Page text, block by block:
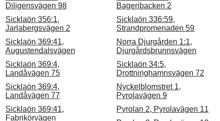
Diligensvägen 98
Sicklaön 356:1,
Jarlabergsvägen 2
Sicklaön 369:41,
Augustendalsvägen
Sicklaön 369:4,
Landåvägen 75
Sicklaön 369:4,
Landåvägen 77
Sicklaön 369:41,
Fabrikörvägen
Bageribacken 2
Sicklaön 336:59,
Strandpromenaden 59
Norra Djurgården 1:1,
Djurgårdsbrunnsvägen
Sicklaön 34:5,
Drottninghamnsvägen 72
Nyckelblomstret 1,
Pyrolavägen 9
Pyrolan 2, Pyrolavägen 11